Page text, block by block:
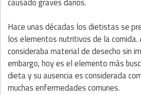
Hace unas décadas los dietistas se
los elementos nutritivos de la comida.
consideraba material de desecho sin
embargo, hoy es el elemento más
dieta y su ausencia es considerada
muchas enfermedades comunes.